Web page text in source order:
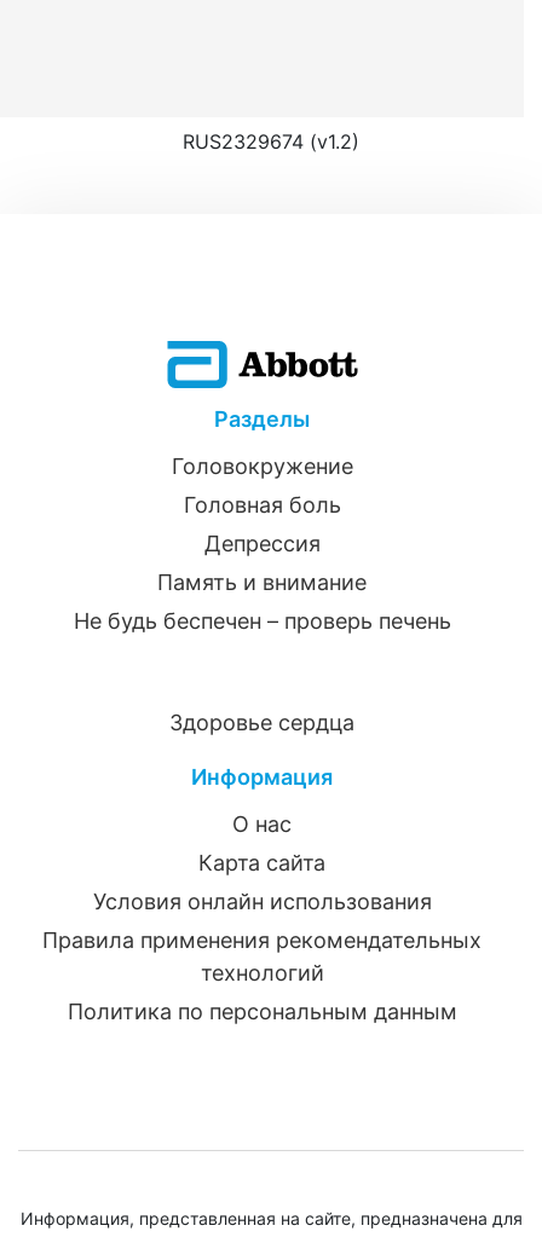
RUS2329674 (v1.2)
Разделы
Головокружение
Головная боль
Депрессия
Память и внимание
Не будь беспечен – проверь печень
Здоровье сердца
Информация
О нас
Карта сайта
Условия онлайн использования
Правила применения рекомендательных
технологий
Политика по персональным данным
Информация, представленная на сайте, предназначена для